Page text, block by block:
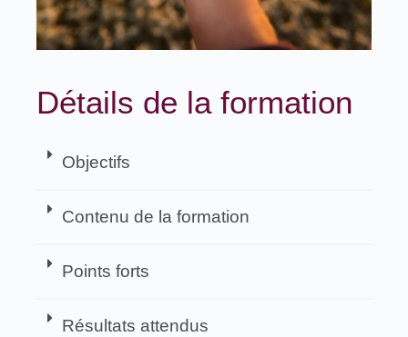
Détails de la formation
Objectifs
Contenu de la formation
Points forts
Résultats attendus